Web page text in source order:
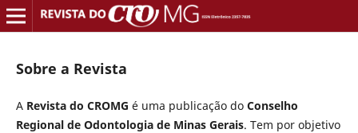
Sobre a Revista
A Revista do CROMG é uma publicação do Conselho
Regional de Odontologia de Minas Gerais. Tem por objetivo